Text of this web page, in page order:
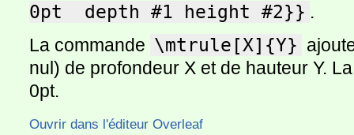
0pt  depth #1 height #2}} .
La commande \mtrule[X]{Y}
nul) de profondeur X et de hauteur Y.
0pt.
Ouvrir dans l'éditeur Overleaf